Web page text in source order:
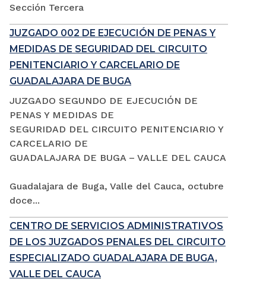
Sección Tercera
JUZGADO 002 DE EJECUCIÓN DE PENAS Y
MEDIDAS DE SEGURIDAD DEL CIRCUITO
PENITENCIARIO Y CARCELARIO DE
GUADALAJARA DE BUGA
JUZGADO SEGUNDO DE EJECUCIÓN DE
PENAS Y MEDIDAS DE
SEGURIDAD DEL CIRCUITO PENITENCIARIO Y
CARCELARIO DE
GUADALAJARA DE BUGA – VALLE DEL CAUCA
Guadalajara de Buga, Valle del Cauca, octubre
doce...
CENTRO DE SERVICIOS ADMINISTRATIVOS
DE LOS JUZGADOS PENALES DEL CIRCUITO
ESPECIALIZADO GUADALAJARA DE BUGA,
VALLE DEL CAUCA